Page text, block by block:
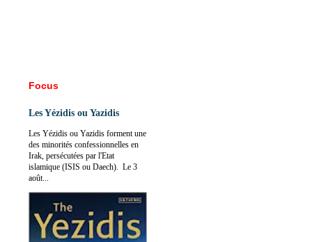
Focus
Les Yézidis ou Yazidis
Les Yézidis ou Yazidis forment une
des minorités confessionnelles en
Irak, persécutées par l'Etat
islamique (ISIS ou Daech). Le 3
août...